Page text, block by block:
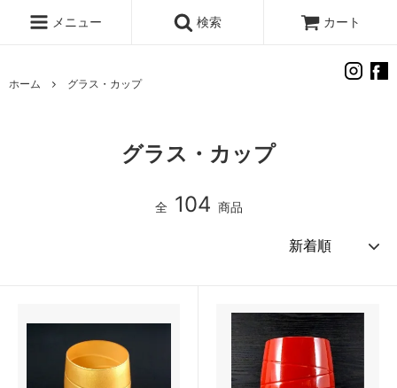
メニュー 検索 カート
ホーム グラス・カップ
グラス・カップ
全 104 商品